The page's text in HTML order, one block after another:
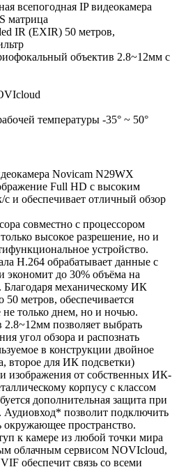
всепогодная IP видеокамера
матрица
IR (EXIR) 50 метров,
объектив 2.8~12мм c
температуры -35° ~ 50°
Novicam N29WX
Full HD с высоким
и обеспечивает отличный обзор
совместно с процессором
высокое разрешение, но и
устройство.
H.264 обрабатывает данные с
до 30% объёма на
Благодаря механическому ИК
метров, обеспечивается
не только днем, но и ночью.
позволяет выбрать
угол обзора и распознать
в конструкции двойное
второе для ИК подсветки)
изображения от собственных ИК-
корпусу с классом
дополнительная защита при
позволит подключить
пространство.
к камере из любой точки мира
облачным сервисом NOVIcloud,
обеспечит связь со всеми